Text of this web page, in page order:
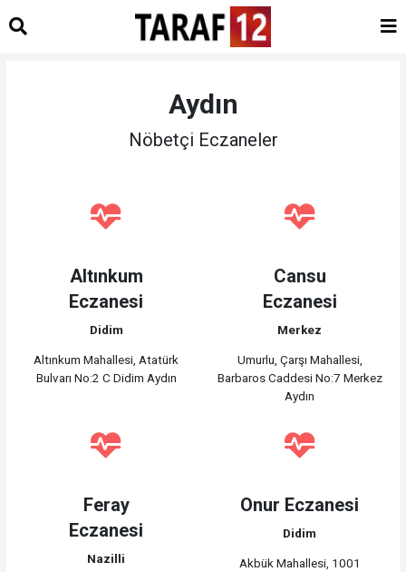
Aydın
Nöbetçi Eczaneler
Altınkum
Eczanesi
Didim
Altınkum Mahallesi, Atatürk
Bulvarı No:2 C Didim Aydın
Cansu
Eczanesi
Merkez
Umurlu, Çarşı Mahallesi,
Barbaros Caddesi No:7 Merkez
Aydın
Feray
Eczanesi
Nazilli
Onur Eczanesi
Didim
Akbük Mahallesi, 1001